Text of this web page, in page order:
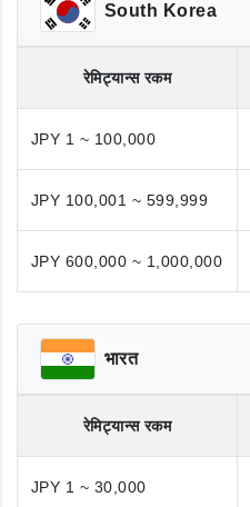
South Korea
रेमिट्यान्स रकम
JPY 1 ~ 100,000
JPY 100,001 ~ 599,999
JPY 600,000 ~ 1,000,000
भारत
रेमिट्यान्स रकम
JPY 1 ~ 30,000